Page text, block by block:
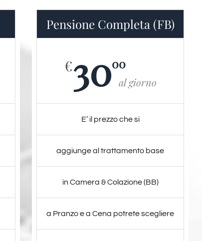
Pensione Completa (FB)
€3000
al giorno
E’ il prezzo che si
aggiunge al trattamento base
in Camera & Colazione (BB)
a Pranzo e a Cena potrete scegliere